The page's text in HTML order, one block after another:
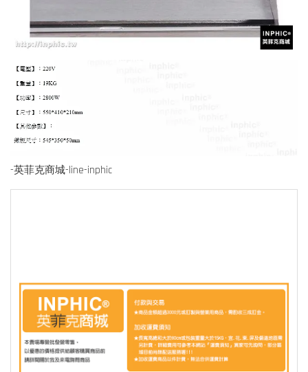
-英菲克商城-line-inphic